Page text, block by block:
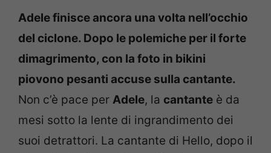
Adele finisce ancora una volta nell’occhio
del ciclone. Dopo le polemiche per il forte
dimagrimento, con la foto in bikini
piovono pesanti accuse sulla cantante.
Non c’è pace per Adele, la cantante è da
mesi sotto la lente di ingrandimento dei
suoi detrattori. La cantante di Hello, dopo il